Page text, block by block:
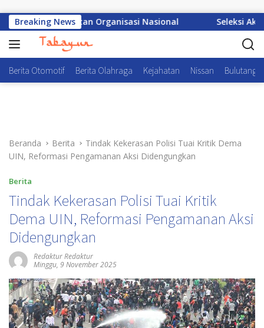
Breaking News
Penguatan Organisasi Nasional Seleksi Akpol
Berita Otomotif Berita Olahraga Kejahatan Nissan
Beranda Berita
Tindak Kekerasan Polisi Tuai Kritik Dema
UIN, Reformasi Pengamanan Aksi Didengungkan
Berita
Tindak Kekerasan Polisi Tuai Kritik
Dema UIN, Reformasi Pengamanan Aksi
Didengungkan
Redaktur Redaktur
Minggu, 9 November 2025